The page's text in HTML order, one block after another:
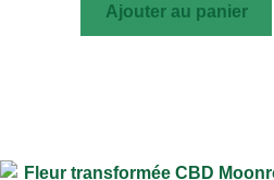
Ajouter au panier